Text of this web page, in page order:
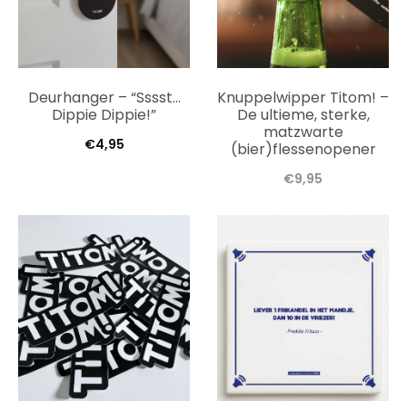
Deurhanger – “Sssst…
Dippie Dippie!”
€4,95
Knuppelwipper Titom! –
De ultieme, sterke,
matzwarte
(bier)flessenopener
€9,95